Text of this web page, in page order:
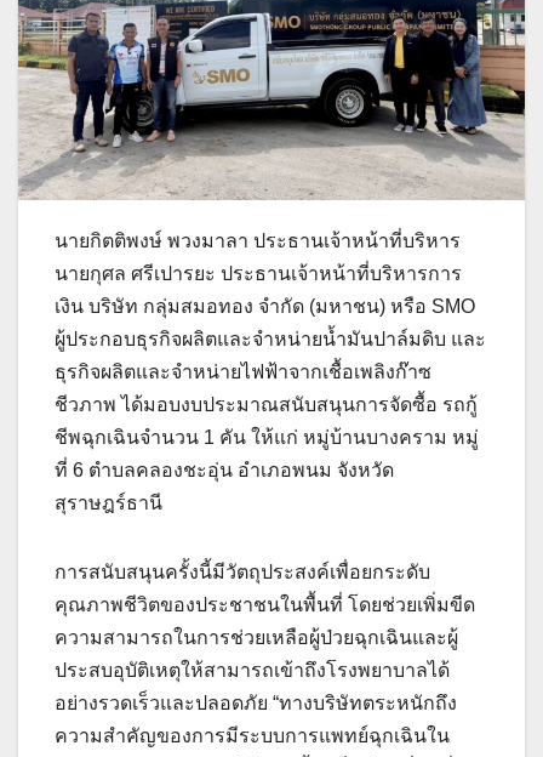
นายกิตติพงษ์ พวงมาลา ประธานเจ้าหน้าที่บริหาร
นายกุศล ศรีเปารยะ ประธานเจ้าหน้าที่บริหารการ
เงิน บริษัท กลุ่มสมอทอง จำกัด (มหาชน) หรือ SMO
ผู้ประกอบธุรกิจผลิตและจำหน่ายน้ำมันปาล์มดิบ และ
ธุรกิจผลิตและจำหน่ายไฟฟ้าจากเชื้อเพลิงก๊าซ
ชีวภาพ ได้มอบงบประมาณสนับสนุนการจัดซื้อ รถกู้
ชีพฉุกเฉินจำนวน 1 คัน ให้แก่ หมู่บ้านบางคราม หมู่
ที่ 6 ตำบลคลองชะอุ่น อำเภอพนม จังหวัด
สุราษฎร์ธานี
การสนับสนุนครั้งนี้มีวัตถุประสงค์เพื่อยกระดับ
คุณภาพชีวิตของประชาชนในพื้นที่ โดยช่วยเพิ่มขีด
ความสามารถในการช่วยเหลือผู้ป่วยฉุกเฉินและผู้
ประสบอุบัติเหตุให้สามารถเข้าถึงโรงพยาบาลได้
อย่างรวดเร็วและปลอดภัย “ทางบริษัทตระหนักถึง
ความสำคัญของการมีระบบการแพทย์ฉุกเฉินใน